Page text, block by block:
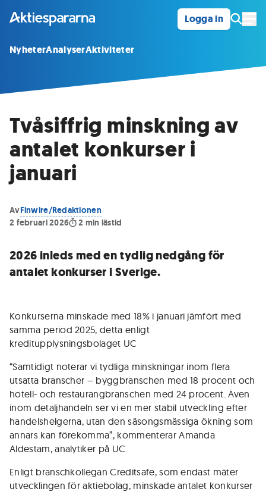
Logga in
NyheterAnalyserAktiviteter
Tvåsiffrig minskning av
antalet konkurser i
januari
AvFinwire/Redaktionen
2 februari 2026
2 min lästid
2026 inleds med en tydlig nedgång för
antalet konkurser i Sverige.
Konkurserna minskade med 18% i januari jämfört med
samma period 2025, detta enligt
kreditupplysningsbolaget UC
“Samtidigt noterar vi tydliga minskningar inom flera
utsatta branscher – byggbranschen med 18 procent och
hotell- och restaurangbranschen med 24 procent. Även
inom detaljhandeln ser vi en mer stabil utveckling efter
handelshelgerna, utan den säsongsmässiga ökning som
annars kan förekomma”, kommenterar Amanda
Aldestam, analytiker på UC.
Enligt branschkollegan Creditsafe, som endast mäter
utvecklingen för aktiebolag, minskade antalet konkurser